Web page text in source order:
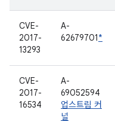
CVE-
2017-
13293
A-
62679701*
CVE-
2017-
16534
A-
69052594
업스트림 커
널